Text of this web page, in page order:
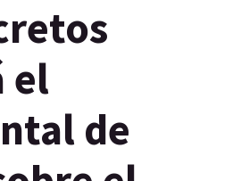
el
de